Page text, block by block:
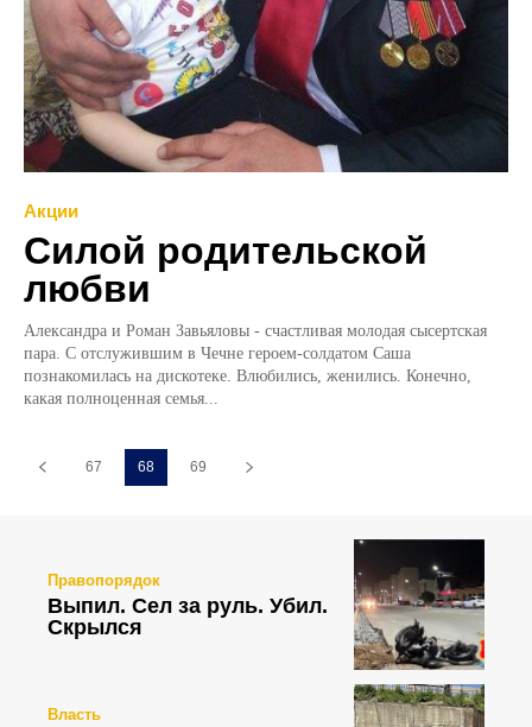
Акции
Силой родительской
любви
Александра и Роман Завьяловы - счастливая молодая сысертская
пара. С отслужившим в Чечне героем-солдатом Саша
познакомилась на дискотеке. Влюбились, женились. Конечно,
какая полноценная семья...
67 68 69
Правопорядок
Выпил. Сел за руль. Убил.
Скрылся
Власть